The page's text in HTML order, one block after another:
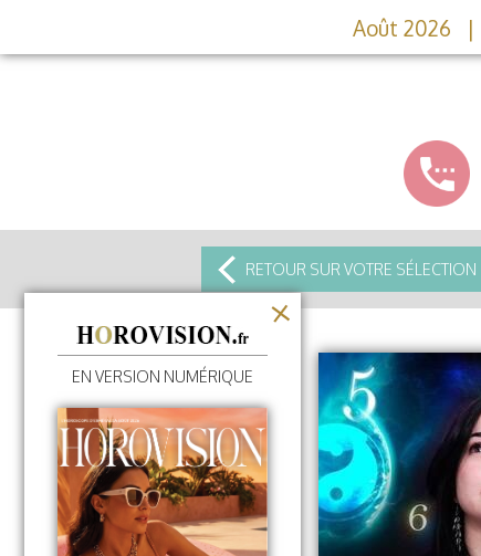
EN VERSION NUMÉRIQUE
Août 2026
RETOUR SUR VOTRE SÉLECTION